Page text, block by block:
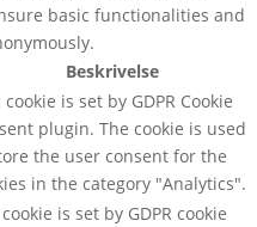
basic functionalities and
Beskrivelse
cookie is set by GDPR Cookie
plugin. The cookie is used
the user consent for the
in the category "Analytics".
is set by GDPR cookie